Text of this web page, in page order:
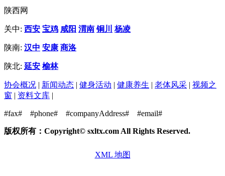
陕西网
关中: 西安 宝鸡 咸阳 渭南 铜川 杨凌
陕南: 汉中 安康 商洛
陕北: 延安 榆林
协会概况 | 新闻动态 | 健身活动 | 健康养生 | 老体风采 | 视频之
窗 | 资料文库 |
#fax# #phone# #companyAddress# #email#
版权所有：Copyright© sxltx.com All Rights Reserved.
XML 地图